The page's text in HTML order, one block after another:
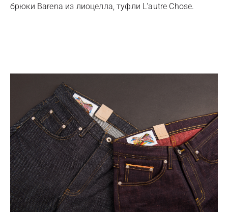
брюки Barenа из лиоцелла, туфли L'autre Chose.